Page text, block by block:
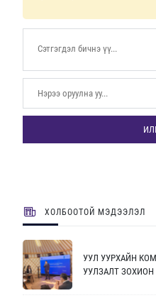
ХОЛБООТОЙ МЭДЭЭЛЭЛ
УУЛ УУРХАЙН
УУЛЗАЛТ ЗОХИОН